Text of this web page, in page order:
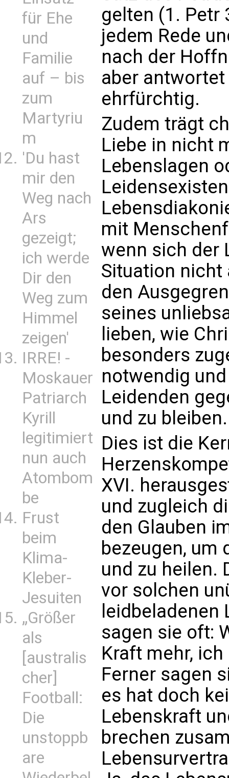
für Ehe
und
Familie
auf – bis
zum
Martyriu
m
'Du hast
mir den
Weg nach
Ars
gezeigt;
ich werde
Dir den
Weg zum
Himmel
zeigen'
IRRE! -
Moskauer
Patriarch
Kyrill
legitimiert
nun auch
Atombom
be
Frust
beim
Klima-
Kleber-
Jesuiten
„Größer
als
[australis
cher]
Football:
Die
unstoppb
are
gelten (1. Petr
jedem Rede
nach der
aber
ehrfürchtig.
Zudem trägt
Liebe in nicht
Lebenslagen
mit
wenn sich der
Situation nicht
den
seines
lieben, wie
besonders
notwendig
Leidenden
und zu bleiben.
Dies ist die
XVI.
und zugleich
den Glauben
bezeugen, um
und zu heilen.
vor solchen
leidbeladenen
sagen sie oft:
Kraft mehr, ich
Ferner sagen
es hat doch
Lebenskraft
brechen